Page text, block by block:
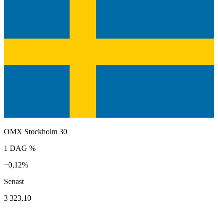
OMX Stockholm 30
1 DAG %
−0,12%
Senast
3 323,10